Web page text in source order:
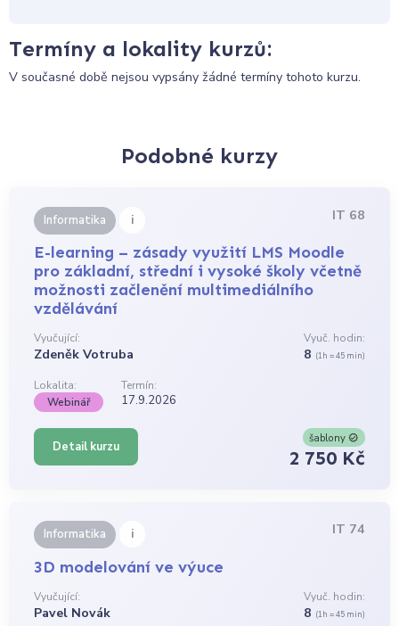
Termíny a lokality kurzů:
V současné době nejsou vypsány žádné termíny tohoto kurzu.
Podobné kurzy
Informatika i IT 68
E-learning – zásady využití LMS Moodle
pro základní, střední i vysoké školy včetně
možnosti začlenění multimediálního
vzdělávání
Vyučující:
Zdeněk Votruba
Vyuč. hodin:
8 (1h = 45 min)
Lokalita:
Termín:
Webinář
17.9.2026
Detail kurzu
šablony
2 750 Kč
Informatika i IT 74
3D modelování ve výuce
Vyučující:
Pavel Novák
Vyuč. hodin:
8 (1h = 45 min)